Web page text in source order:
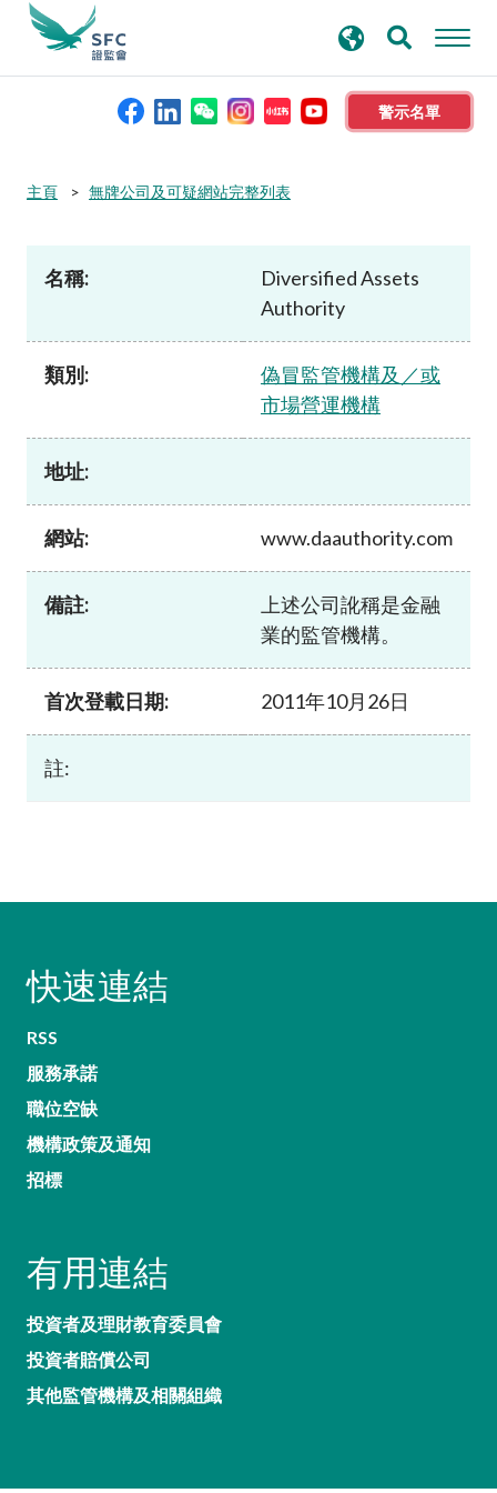
警示名單
本會簡介
資料庫
尋
主頁 無牌公司及可疑網站完整列表
名稱:
Diversified Assets
Authority
類別:
偽冒監管機構及／或
市場營運機構
地址:
網站: www.daauthority.com
備註:
上述公司訛稱是金融
業的監管機構。
首次登載日期: 2011年10月26日
註:
快速連結
RSS
服務承諾
職位空缺
機構政策及通知
招標
有用連結
投資者及理財教育委員會
投資者賠償公司
其他監管機構及相關組織